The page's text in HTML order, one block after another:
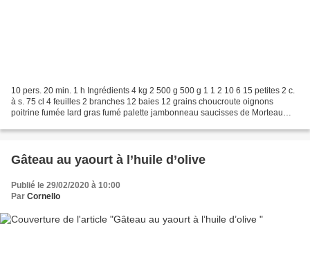
10 pers. 20 min. 1 h Ingrédients 4 kg 2 500 g 500 g 1 1 2 10 6 15 petites 2 c.
à s. 75 cl 4 feuilles 2 branches 12 baies 12 grains choucroute oignons
poitrine fumée lard gras fumé palette jambonneau saucisses de Morteau
Gâteau au yaourt à l’huile d’olive
Publié le 29/02/2020 à 10:00
Par Cornello